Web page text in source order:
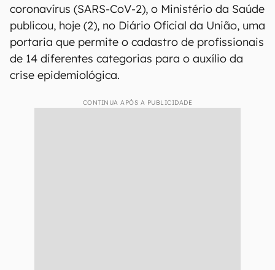
coronavírus (SARS-CoV-2), o Ministério da Saúde
publicou, hoje (2), no Diário Oficial da União, uma
portaria que permite o cadastro de profissionais
de 14 diferentes categorias para o auxílio da
crise epidemiológica.
CONTINUA APÓS A PUBLICIDADE